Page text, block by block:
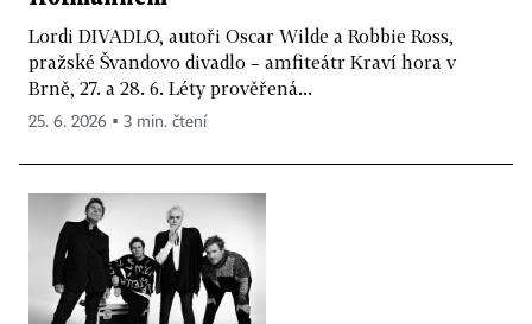
Lordi DIVADLO, autoři Oscar Wilde a Robbie Ross,
pražské Švandovo divadlo – amfiteátr Kraví hora v
Brně, 27. a 28. 6. Léty prověřená...
25. 6. 2026 ▪ 3 min. čtení